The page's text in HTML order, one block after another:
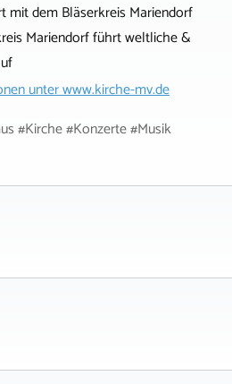
mit dem Bläserkreis Mariendorf
Mariendorf führt weltliche &
unterwww.kirche-mv.de
#Kirche #Konzerte #Musik